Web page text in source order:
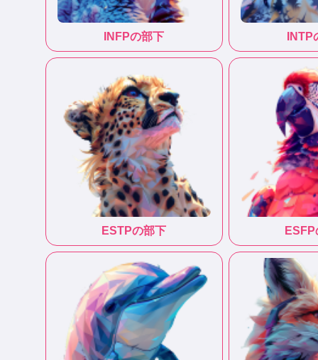
INFPの部下 INTP
ESTPの部下 ESFP